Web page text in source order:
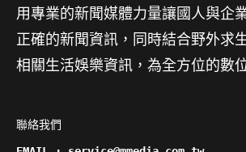
用專業的新聞媒體力量讓國人與企
正確的新聞資訊，同時結合野外求
相關生活娛樂資訊，為全方位的數
聯絡我們